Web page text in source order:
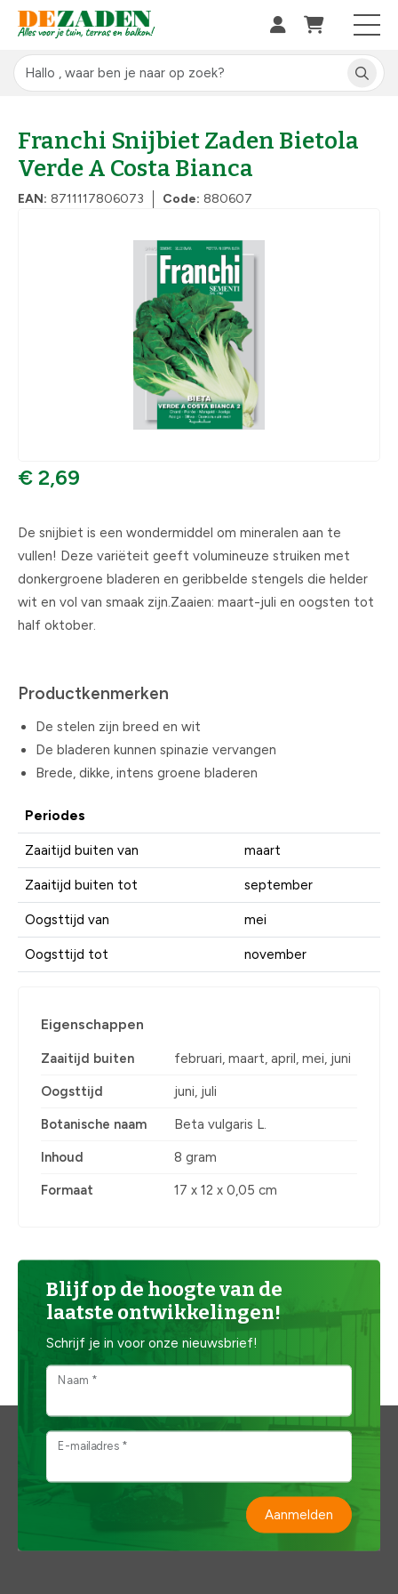
Franchi Snijbiet Zaden Bietola
Verde A Costa Bianca
EAN: 8711117806073 Code: 880607
€ 2,69
De snijbiet is een wondermiddel om mineralen aan te
vullen! Deze variëteit geeft volumineuze struiken met
donkergroene bladeren en geribbelde stengels die helder
wit en vol van smaak zijn.Zaaien: maart-juli en oogsten tot
half oktober.
Productkenmerken
De stelen zijn breed en wit
De bladeren kunnen spinazie vervangen
Brede, dikke, intens groene bladeren
Periodes
Zaaitijd buiten van maart
Zaaitijd buiten tot september
Oogsttijd van mei
Oogsttijd tot november
Eigenschappen
Zaaitijd buiten februari, maart, april, mei, juni
Oogsttijd juni, juli
Botanische naam Beta vulgaris L.
Inhoud 8 gram
Formaat 17 x 12 x 0,05 cm
Blijf op de hoogte van de
laatste ontwikkelingen!
Schrijf je in voor onze nieuwsbrief!
Naam *
E-mailadres *
Aanmelden